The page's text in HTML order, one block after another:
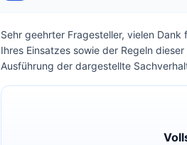
Sehr geehrter Fragesteller, vielen
Ihres Einsatzes sowie der Regeln
Ausführung der dargestellte